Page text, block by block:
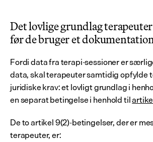
Det lovlige grundlag
før de bruger et
Fordi data fra terapi-sessioner er
data, skal terapeuter samtidig opfylde
juridiske krav: et lovligt grundlag i
en separat betingelse i henhold til
De to artikel 9(2)-betingelser, der er
terapeuter, er: